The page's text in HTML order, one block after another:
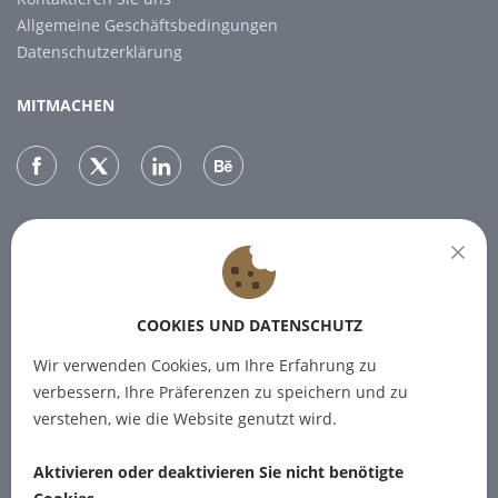
Allgemeine Geschäftsbedingungen
Datenschutzerklärung
MITMACHEN
Melden Sie sich für unseren Newsletter an, um die neuesten
Nachrichten zu erhalten.
ABONNIEREN
COOKIES UND DATENSCHUTZ
Wir verwenden Cookies, um Ihre Erfahrung zu
verbessern, Ihre Präferenzen zu speichern und zu
verstehen, wie die Website genutzt wird.
Aktivieren oder deaktivieren Sie nicht benötigte